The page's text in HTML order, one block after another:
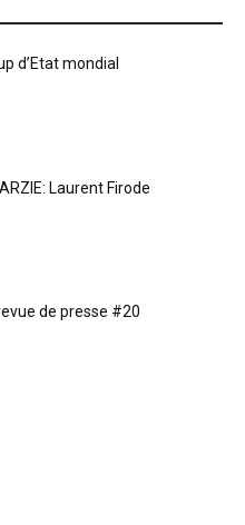
d’Etat mondial
Laurent Firode
de presse #20